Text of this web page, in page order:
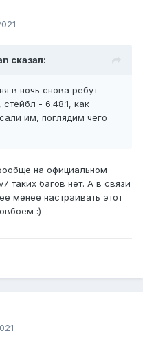
сказал:
в ночь снова ребут
- 6.48.1, как
им, поглядим чего
на официальном
таких багов нет. А в связи
менее настраивать этот
:)